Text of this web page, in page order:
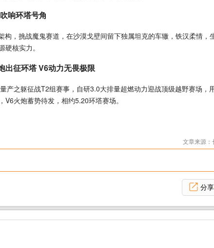
响环塔号角
，挑战魔鬼赛道，在沙漠戈壁间留下独属坦克的车辙，铁汉柔情，
核实力。
出征环塔 V6动力无畏极限
之躯征战T2组赛事，自研3.0大排量超燃动力迎战顶级越野赛场，
火炮蓄势待发，相约5.20环塔赛场。
文章来源：
分享